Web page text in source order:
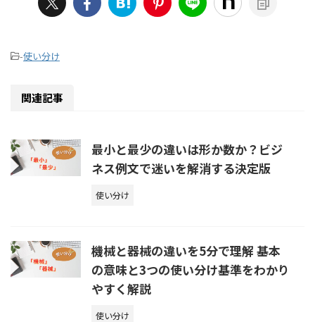
-使い分け
関連記事
最小と最少の違いは形か数か？ビジ
ネス例文で迷いを解消する決定版
使い分け
機械と器械の違いを5分で理解 基本
の意味と3つの使い分け基準をわかり
やすく解説
使い分け